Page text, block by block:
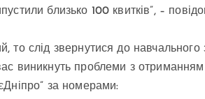
близько 100 квитків”, –
то слід звернутися до
виникнуть проблеми з
за номерами: